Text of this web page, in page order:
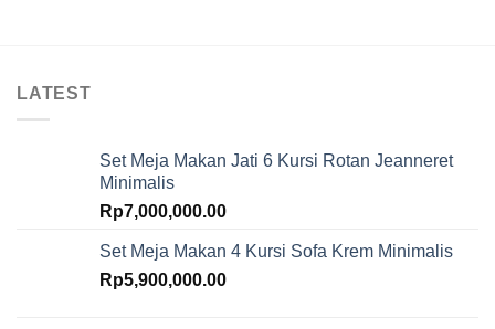
LATEST
Set Meja Makan Jati 6 Kursi Rotan Jeanneret
Minimalis
Rp7,000,000.00
Set Meja Makan 4 Kursi Sofa Krem Minimalis
Rp5,900,000.00